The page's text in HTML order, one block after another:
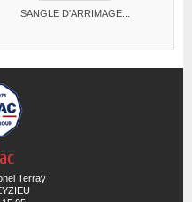
SANGLE D'ARRIMAGE...
Terray